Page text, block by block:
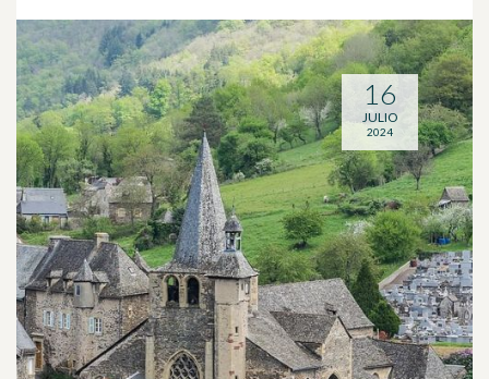
16
JULIO
2024